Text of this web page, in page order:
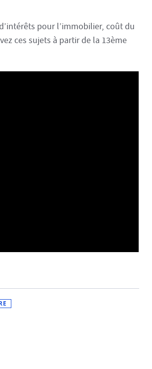
pour l’immobilier, coût du
ces sujets à partir de la 13ème